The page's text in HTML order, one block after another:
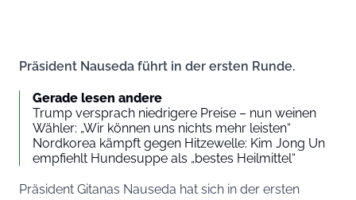
Präsident Nauseda führt in der ersten Runde.
Gerade lesen andere
Trump versprach niedrigere Preise – nun weinen
Wähler: „Wir können uns nichts mehr leisten“
Nordkorea kämpft gegen Hitzewelle: Kim Jong Un
empfiehlt Hundesuppe als „bestes Heilmittel“
Präsident Gitanas Nauseda hat sich in der ersten